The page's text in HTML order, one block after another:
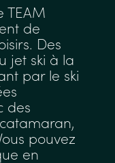
TEAM
de
Des
jet ski à la
par le ski
des
pouvez
en